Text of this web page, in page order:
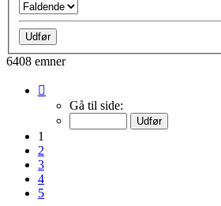
6408 emner
Gå til side:
1
2
3
4
5